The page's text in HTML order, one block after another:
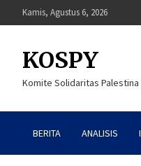
to
Kamis, Agustus 6, 2026
KOSPY
Komite Solidaritas Palestina
BERITA ANALISIS